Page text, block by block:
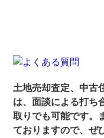
土地売却査定、中古
は、面談による打ち
取りでも可能です。
ておりますので、ぜ